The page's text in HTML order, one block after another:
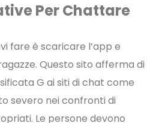
Per Chattare
fare è scaricare l’app e
Questo sito afferma di
G ai siti di chat come
severo nei confronti di
Le persone devono